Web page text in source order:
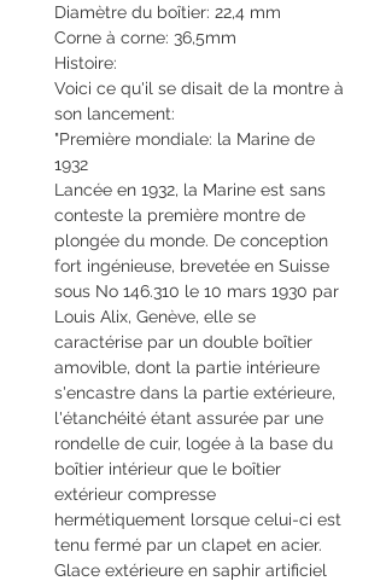
Diamètre du boîtier: 22,4 mm
Corne à corne: 36,5mm
Histoire:
Voici ce qu'il se disait de la montre à
son lancement:
"Première mondiale: la Marine de
1932
Lancée en 1932, la Marine est sans
conteste la première montre de
plongée du monde. De conception
fort ingénieuse, brevetée en Suisse
sous No 146.310 le 10 mars 1930 par
Louis Alix, Genève, elle se
caractérise par un double boîtier
amovible, dont la partie intérieure
s'encastre dans la partie extérieure,
l'étanchéité étant assurée par une
rondelle de cuir, logée à la base du
boîtier intérieur que le boîtier
extérieur compresse
hermétiquement lorsque celui-ci est
tenu fermé par un clapet en acier.
Glace extérieure en saphir artificiel